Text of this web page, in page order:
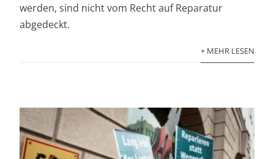
werden, sind nicht vom Recht auf Reparatur
abgedeckt.
+ MEHR LESEN